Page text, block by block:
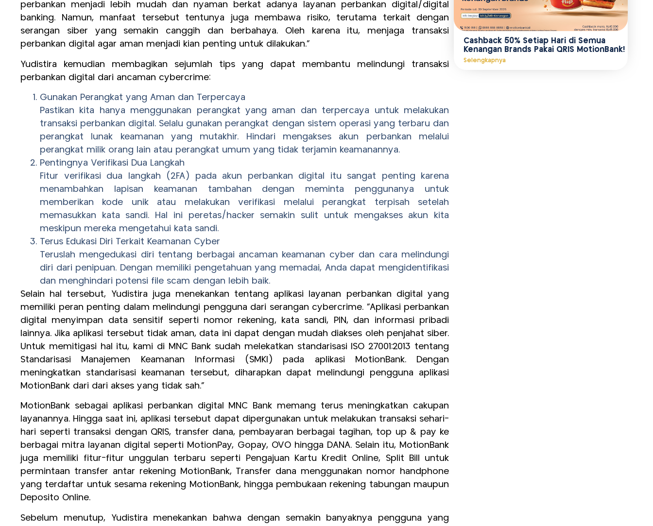
perbankan menjadi lebih mudah dan nyaman berkat adanya layanan perbankan digital/digital
banking. Namun, manfaat tersebut tentunya juga membawa risiko, terutama terkait dengan
serangan siber yang semakin canggih dan berbahaya. Oleh karena itu, menjaga transaksi
perbankan digital agar aman menjadi kian penting untuk dilakukan.”
Yudistira kemudian membagikan sejumlah tips yang dapat membantu melindungi transaksi
perbankan digital dari ancaman cybercrime:
Gunakan Perangkat yang Aman dan Terpercaya
Pastikan kita hanya menggunakan perangkat yang aman dan terpercaya untuk melakukan
transaksi perbankan digital. Selalu gunakan perangkat dengan sistem operasi yang terbaru dan
perangkat lunak keamanan yang mutakhir. Hindari mengakses akun perbankan melalui
perangkat milik orang lain atau perangkat umum yang tidak terjamin keamanannya.
Pentingnya Verifikasi Dua Langkah
Fitur verifikasi dua langkah (2FA) pada akun perbankan digital itu sangat penting karena
menambahkan lapisan keamanan tambahan dengan meminta penggunanya untuk
memberikan kode unik atau melakukan verifikasi melalui perangkat terpisah setelah
memasukkan kata sandi. Hal ini peretas/hacker semakin sulit untuk mengakses akun kita
meskipun mereka mengetahui kata sandi.
Terus Edukasi Diri Terkait Keamanan Cyber
Teruslah mengedukasi diri tentang berbagai ancaman keamanan cyber dan cara melindungi
diri dari penipuan. Dengan memiliki pengetahuan yang memadai, Anda dapat mengidentifikasi
dan menghindari potensi file scam dengan lebih baik.
Selain hal tersebut, Yudistira juga menekankan tentang aplikasi layanan perbankan digital yang
memiliki peran penting dalam melindungi pengguna dari serangan cybercrime. “Aplikasi perbankan
digital menyimpan data sensitif seperti nomor rekening, kata sandi, PIN, dan informasi pribadi
lainnya. Jika aplikasi tersebut tidak aman, data ini dapat dengan mudah diakses oleh penjahat siber.
Untuk memitigasi hal itu, kami di MNC Bank sudah melekatkan standarisasi ISO 27001:2013 tentang
Standarisasi Manajemen Keamanan Informasi (SMKI) pada aplikasi MotionBank. Dengan
meningkatkan standarisasi keamanan tersebut, diharapkan dapat melindungi pengguna aplikasi
MotionBank dari dari akses yang tidak sah.”
MotionBank sebagai aplikasi perbankan digital MNC Bank memang terus meningkatkan cakupan
layanannya. Hingga saat ini, aplikasi tersebut dapat dipergunakan untuk melakukan transaksi sehari-
hari seperti transaksi dengan QRIS, transfer dana, pembayaran berbagai tagihan, top up & pay ke
berbagai mitra layanan digital seperti MotionPay, Gopay, OVO hingga DANA. Selain itu, MotionBank
juga memiliki fitur-fitur unggulan terbaru seperti Pengajuan Kartu Kredit Online, Split Bill untuk
permintaan transfer antar rekening MotionBank, Transfer dana menggunakan nomor handphone
yang terdaftar untuk sesama rekening MotionBank, hingga pembukaan rekening tabungan maupun
Deposito Online.
Sebelum menutup, Yudistira menekankan bahwa dengan semakin banyaknya pengguna yang
Cashback 50% Setiap Hari di Semua
Kenangan Brands Pakai QRIS MotionBank!
Selengkapnya